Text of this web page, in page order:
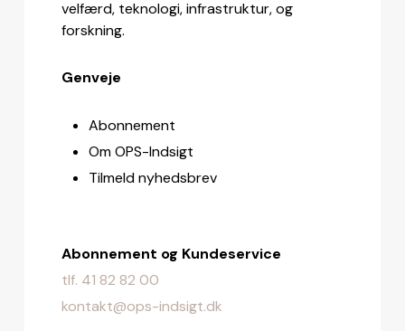
velfærd, teknologi, infrastruktur, og
forskning.
Genveje
Abonnement
Om OPS-Indsigt
Tilmeld nyhedsbrev
Abonnement og Kundeservice
tlf. 41 82 82 00
kontakt@ops-indsigt.dk